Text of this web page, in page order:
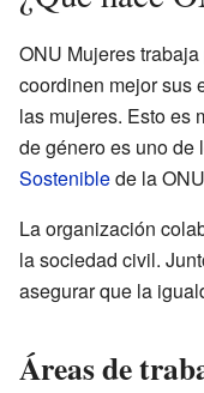
ONU Mujeres
coordinen mejor sus
las mujeres. Esto es
de género es uno de
Sosteniblede la
La organización
la sociedad civil.
asegurar que la
Áreas de